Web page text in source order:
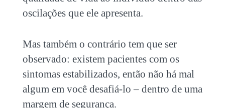
oscilações que ele apresenta.
Mas também o contrário tem que ser
observado: existem pacientes com os
sintomas estabilizados, então não há mal
algum em você desafiá-lo – dentro de uma
margem de segurança.